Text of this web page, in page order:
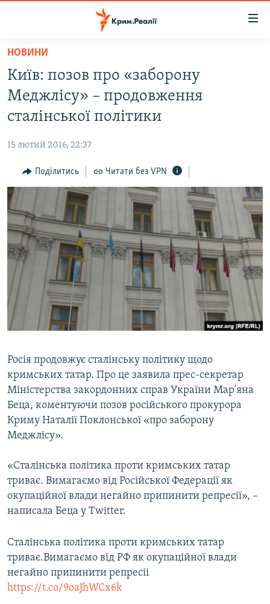
Перейти
основного
матеріалу
Перейти
до
основної
Перейти
до
пошуку
ВІДЕО ТА ФОТО
БЛОГИ
ПОГЛЯД
ІНТЕРВ'Ю
ВСЕ ЗА ДЕНЬ
СПЕЦПРОЕКТИ
ДЕПОРТАЦІЯ
ВІДЕОУРОКИ «ELIFBE»
СВІДЧЕННЯ ОКУПАЦІЇ
УКРАЇНСЬКА ПРОБЛЕМА КРИМУ
ЯК ОБІЙТИ БЛОКУВАННЯ
Русский
Qırımtatar
Усі сайти RFE/RL
НОВИНИ
Київ: позов про «заборону
Меджлісу» – продовження
сталінської політики
15 лютий 2016, 22:37
Поділитись Читати без VPN
Росія продовжує сталінську політику щодо
кримських татар. Про це заявила прес-секретар
Міністерства закордонних справ України Мар'яна
Беца, коментуючи позов російського прокурора
Криму Наталії Поклонської «про заборону
Меджлісу».
«Сталінська політика проти кримських татар
триває. Вимагаємо від Російської Федерації як
окупаційної влади негайно припинити репресії», –
написала Беца у Twitter.
Сталінська політика проти кримських татар
триває.Вимагаємо від РФ як окупаційної влади
негайно припинити репресіі
https://t.co/9oaJhWCx6k